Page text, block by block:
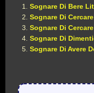
Sognare Di Bere
Sognare Di
Sognare Di
Sognare Di
Sognare Di Avere